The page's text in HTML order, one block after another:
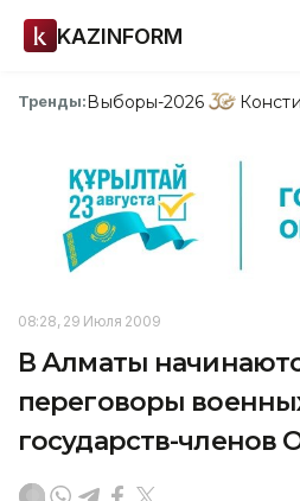
KAZINFORM
Тренды:Выборы-2026
08:28, 29 Июля 2009
В Алматы
переговоры
государств-членов